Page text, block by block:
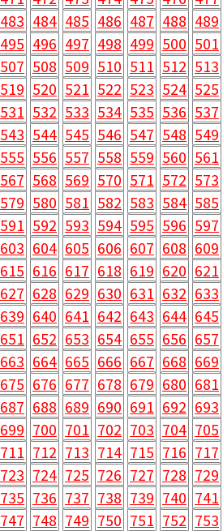
483 484 485 486 487 488 489
495 496 497 498 499 500 501
507 508 509 510 511 512 513
519 520 521 522 523 524 525
531 532 533 534 535 536 537
543 544 545 546 547 548 549
555 556 557 558 559 560 561
567 568 569 570 571 572 573
579 580 581 582 583 584 585
591 592 593 594 595 596 597
603 604 605 606 607 608 609
615 616 617 618 619 620 621
627 628 629 630 631 632 633
639 640 641 642 643 644 645
651 652 653 654 655 656 657
663 664 665 666 667 668 669
675 676 677 678 679 680 681
687 688 689 690 691 692 693
699 700 701 702 703 704 705
711 712 713 714 715 716 717
723 724 725 726 727 728 729
735 736 737 738 739 740 741
747 748 749 750 751 752 753